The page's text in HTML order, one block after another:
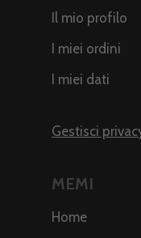
Il mio profilo
I miei ordini
I miei dati
Gestisci
MEMI
Home